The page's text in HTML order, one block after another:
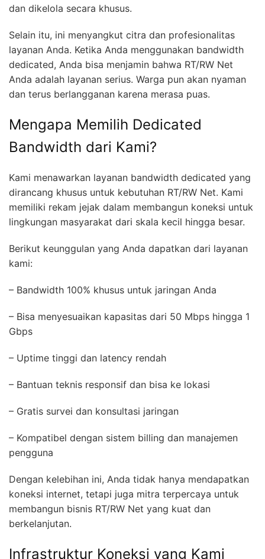
dan dikelola secara khusus.
Selain itu, ini menyangkut citra dan profesionalitas
layanan Anda. Ketika Anda menggunakan bandwidth
dedicated, Anda bisa menjamin bahwa RT/RW Net
Anda adalah layanan serius. Warga pun akan nyaman
dan terus berlangganan karena merasa puas.
Mengapa Memilih Dedicated
Bandwidth dari Kami?
Kami menawarkan layanan bandwidth dedicated yang
dirancang khusus untuk kebutuhan RT/RW Net. Kami
memiliki rekam jejak dalam membangun koneksi untuk
lingkungan masyarakat dari skala kecil hingga besar.
Berikut keunggulan yang Anda dapatkan dari layanan
kami:
– Bandwidth 100% khusus untuk jaringan Anda
– Bisa menyesuaikan kapasitas dari 50 Mbps hingga 1
Gbps
– Uptime tinggi dan latency rendah
– Bantuan teknis responsif dan bisa ke lokasi
– Gratis survei dan konsultasi jaringan
– Kompatibel dengan sistem billing dan manajemen
pengguna
Dengan kelebihan ini, Anda tidak hanya mendapatkan
koneksi internet, tetapi juga mitra terpercaya untuk
membangun bisnis RT/RW Net yang kuat dan
berkelanjutan.
Infrastruktur Koneksi yang Kami